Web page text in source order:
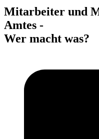
Mitarbeiter und
Amtes -
Wer macht was?